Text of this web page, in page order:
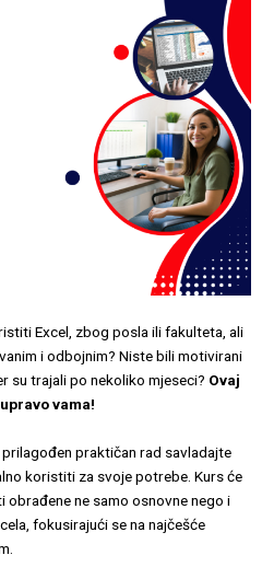
Excel, zbog posla ili fakulteta, ali
i odbojnim? Niste bili motivirani
su trajali po nekoliko mjeseci? Ovaj
vama!
praktičan rad savladajte
koristiti za svoje potrebe. Kurs će
ne samo osnovne nego i
fokusirajući se na najčešće